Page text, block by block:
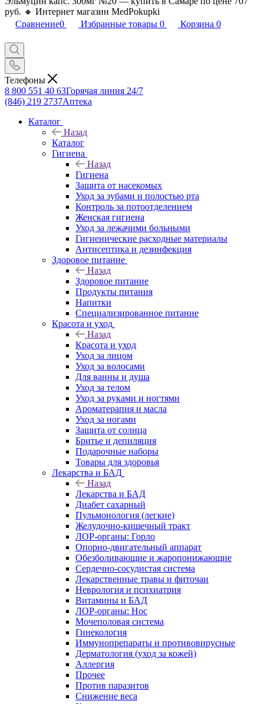
руб. 🔸 Интернет магазин MedPokupki
Сравнение0 Избранные товары 0 Корзина 0
Телефоны
8 800 551 40 63Горячая линия 24/7
(846) 219 2737Аптека
Каталог
Назад
Каталог
Гигиена
Назад
Гигиена
Защита от насекомых
Уход за зубами и полостью рта
Контроль за потоотделением
Женская гигиена
Уход за лежачими больными
Гигиенические расходные материалы
Антисептика и дезинфекция
Здоровое питание
Назад
Здоровое питание
Продукты питания
Напитки
Специализированное питание
Красота и уход
Назад
Красота и уход
Уход за лицом
Уход за волосами
Для ванны и душа
Уход за телом
Уход за руками и ногтями
Ароматерапия и масла
Уход за ногами
Защита от солнца
Бритье и депиляция
Подарочные наборы
Товары для здоровья
Лекарства и БАД
Назад
Лекарства и БАД
Диабет сахарный
Пульмонология (легкие)
Желудочно-кишечный тракт
ЛОР-органы: Горло
Опорно-двигательный аппарат
Обезболивающие и жаропонижающие
Сердечно-сосудистая система
Лекарственные травы и фиточаи
Неврология и психиатрия
Витамины и БАД
ЛОР-органы: Нос
Мочеполовая система
Гинекология
Иммунопрепараты и противовирусные
Дерматология (уход за кожей)
Аллергия
Прочее
Против паразитов
Снижение веса